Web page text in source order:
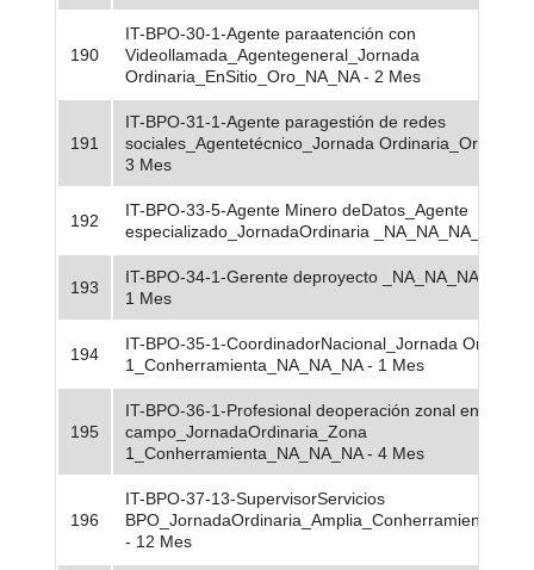
190
IT-BPO-30-1-Agente paraatención con
Videollamada_Agentegeneral_Jornada
Ordinaria_EnSitio_Oro_NA_NA - 2 Mes
191
IT-BPO-31-1-Agente paragestión de redes
sociales_Agentetécnico_Jornada
3 Mes
192
IT-BPO-33-5-Agente Minero deDatos_Agente
especializado_JornadaOrdinaria _NA_NA_NA_NA - 1
193
IT-BPO-34-1-Gerente deproyecto
1 Mes
194
IT-BPO-35-1-CoordinadorNacional_Jornada
1_Conherramienta_NA_NA_NA - 1 Mes
195
IT-BPO-36-1-Profesional deoperación zonal en
campo_JornadaOrdinaria_Zona
1_Conherramienta_NA_NA_NA - 4 Mes
196
IT-BPO-37-13-SupervisorServicios
- 12 Mes